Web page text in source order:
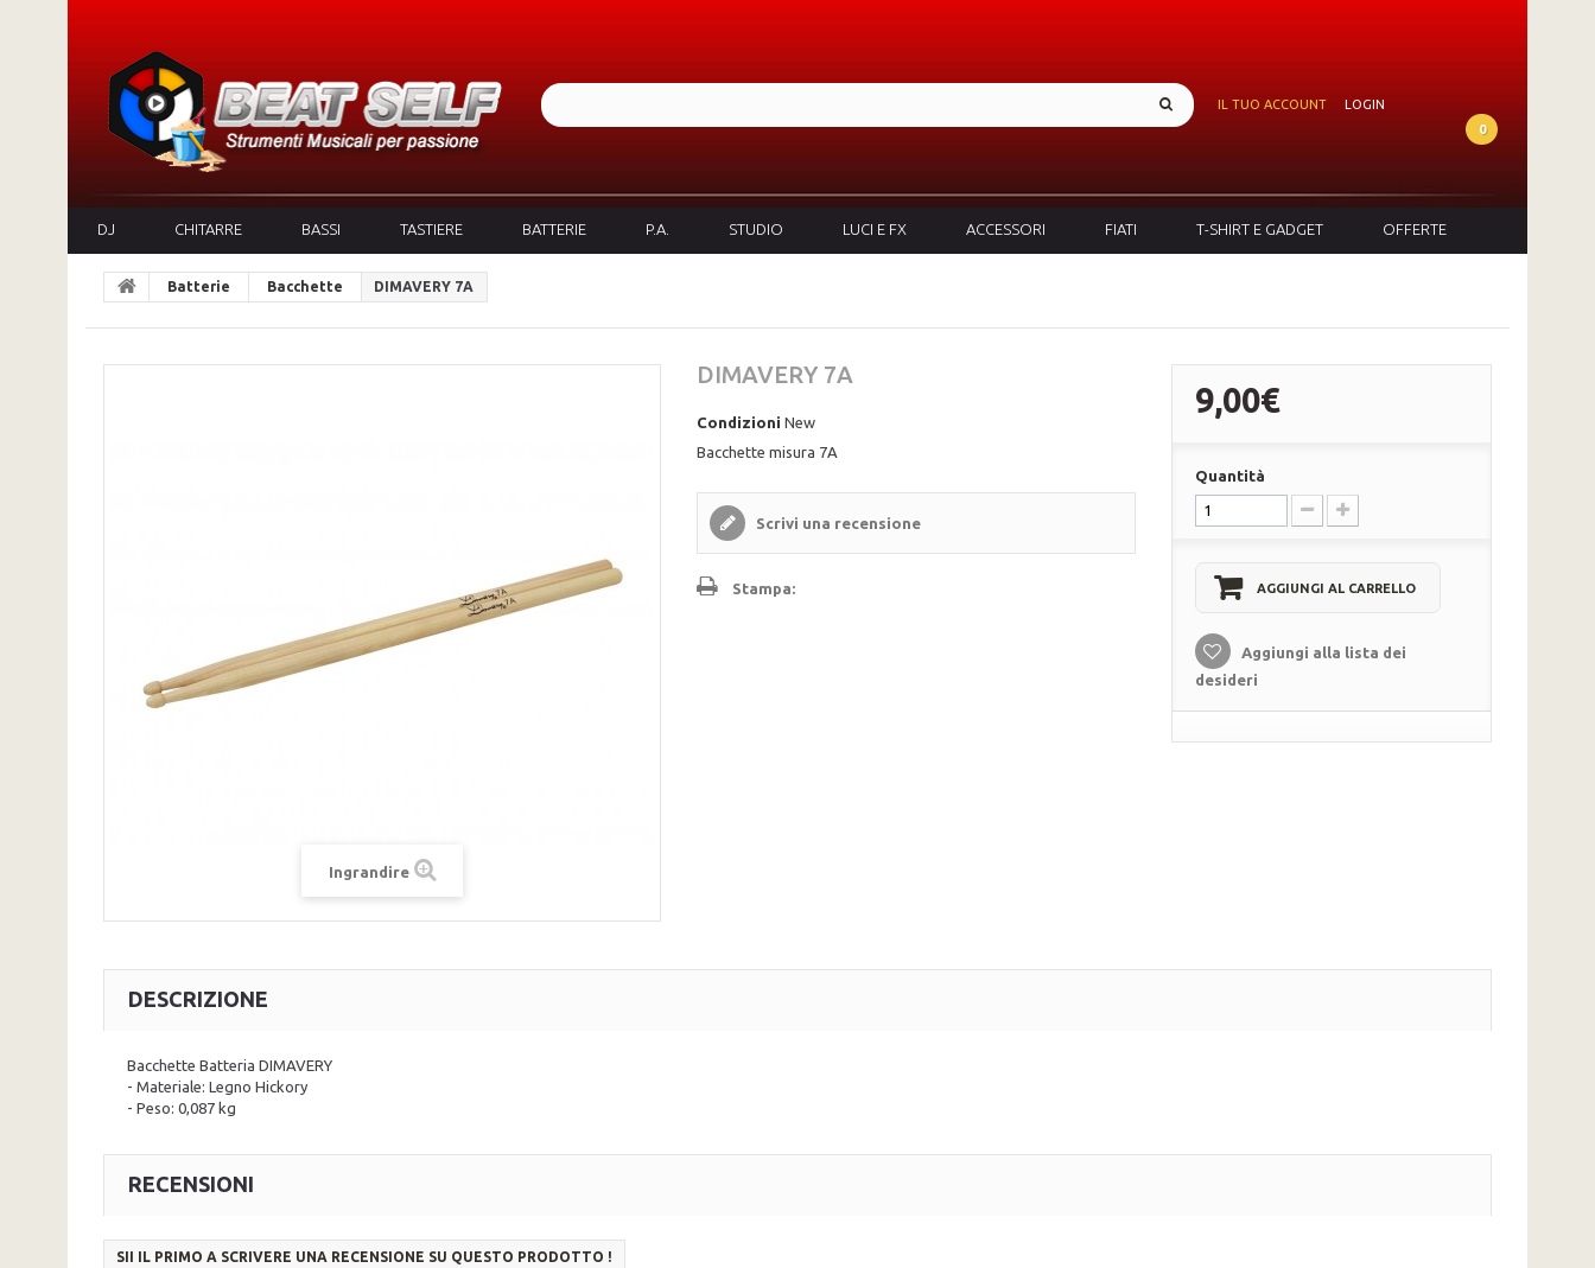
IL TUO ACCOUNT
LOGIN
0
DJ CHITARRE BASSI TASTIERE BATTERIE P.A. STUDIO LUCI E FX ACCESSORI FIATI T-SHIRT E GADGET OFFERTE
Batterie Bacchette DIMAVERY 7A
Ingrandire
DIMAVERY 7A
Condizioni New
Bacchette misura 7A
Scrivi una recensione
Stampa:
9,00€
Quantità
AGGIUNGI AL CARRELLO
Aggiungi alla lista dei
desideri
DESCRIZIONE
Bacchette Batteria DIMAVERY
- Materiale: Legno Hickory
- Peso: 0,087 kg
RECENSIONI
SII IL PRIMO A SCRIVERE UNA RECENSIONE SU QUESTO PRODOTTO !